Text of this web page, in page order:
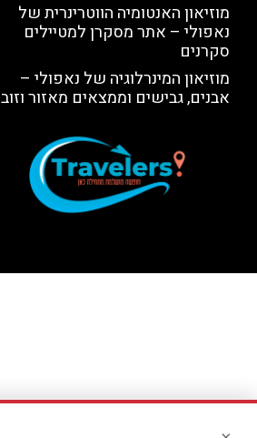
מוזיאון האנטומיה הווטרינרית של
נאפולי – אתר מסקרן למטיילים
סקרנים
מוזיאון המינרלוגיה של נאפולי –
אבנים, גבישים וממצאים מאזור וזוב